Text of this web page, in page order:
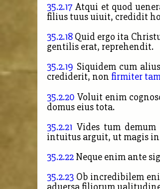
35.2.17 Atqui et quod
filius tuus uiuit, credidit
35.2.18 Quid ergo ita
gentilis erat, reprehendit.
35.2.19 Siquidem cum
crediderit, non firmiter
35.2.20 Voluit enim
domus eius tota.
35.2.21 Vides tum
intuitus arguit, ut magis
35.2.22 Neque enim ante
35.2.23 Ob incredibilem